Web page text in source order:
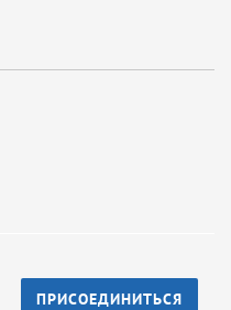
ПРИСОЕДИНИТЬСЯ